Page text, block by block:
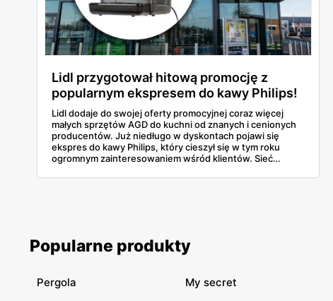
Lidl przygotował hitową promocję z
popularnym ekspresem do kawy Philips!
Lidl dodaje do swojej oferty promocyjnej coraz więcej
małych sprzętów AGD do kuchni od znanych i cenionych
producentów. Już niedługo w dyskontach pojawi się
ekspres do kawy Philips, który cieszył się w tym roku
ogromnym zainteresowaniem wśród klientów. Sieć
najniższa cena na naszym rynku. Sprawdź, ile
Popularne produkty
Pergola My secret